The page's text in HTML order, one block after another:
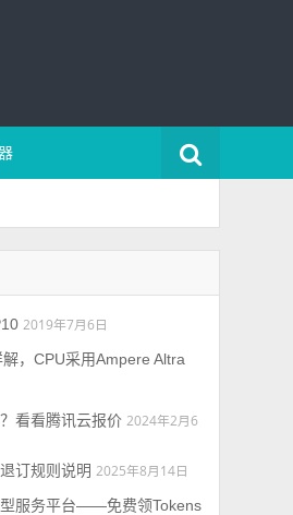
2019年7月6日
，CPU采用Ampere Altra
看看腾讯云报价 2024年2月6
订规则说明 2025年8月14日
服务平台——免费领Tokens